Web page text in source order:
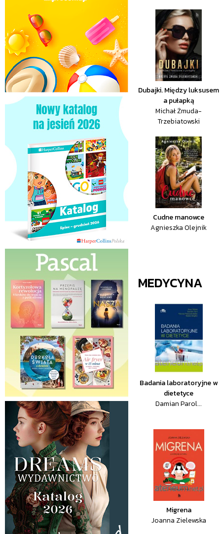
Dubajki. Między luksusem
a pułapką
Michał Żmuda-
Trzebiatowski
Cudne manowce
Agnieszka Olejnik
MEDYCYNA
Badania laboratoryjne w
dietetyce
Damian Parol...
Migrena
Joanna Zielewska